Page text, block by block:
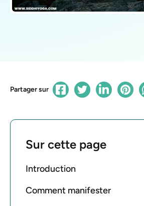
Partager sur
Sur cette page
Introduction
Comment manifester